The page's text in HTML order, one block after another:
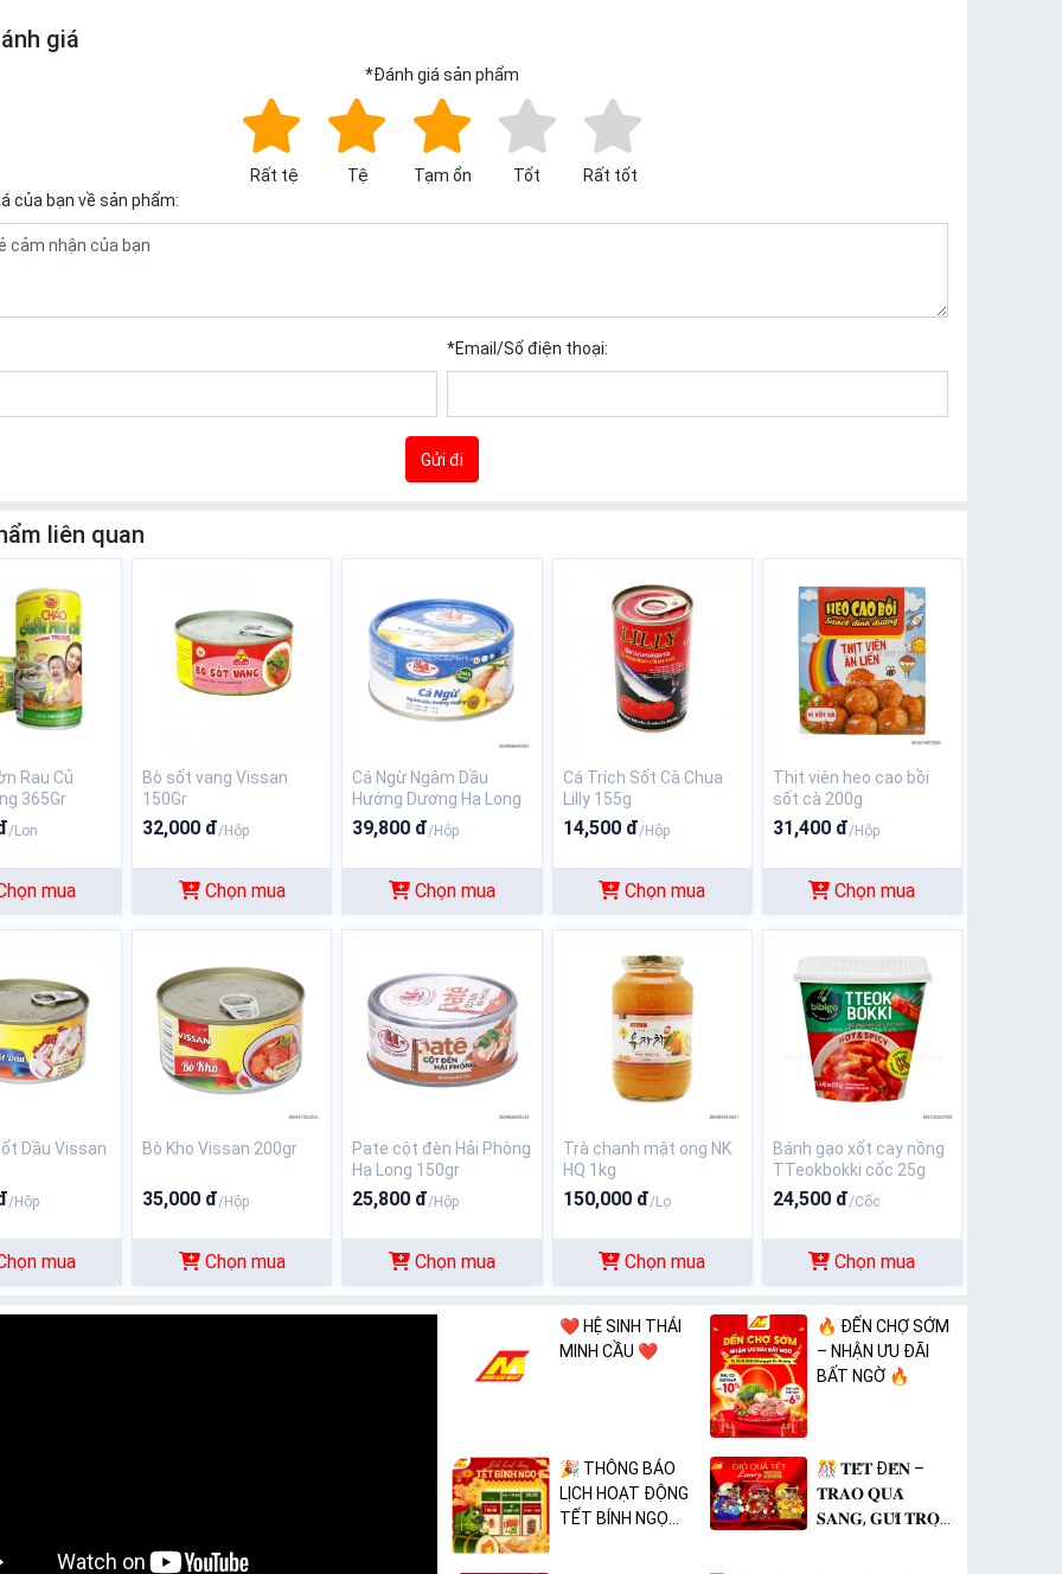
giá
*Đánh giá sản phẩm
Rất tệ Tệ Tạm ổn Tốt
Rất tốt
của bạn về sản phẩm:
*Email/Số điện thoại:
Gửi đi
liên quan
Rau Củ
365Gr
/Lon
mua
Bò sốt vang Vissan
150Gr
32,000 đ/Hộp
Chọn mua
Cá Ngừ Ngâm Dầu
Hướng Dương Hạ Long
39,800 đ/Hộp
Chọn mua
Cá Trích Sốt Cà Chua
Lilly 155g
14,500 đ/Hộp
Chọn mua
Thịt viên heo cao bồi
sốt cà 200g
31,400 đ/Hộp
Chọn mua
Dầu Vissan
/Hộp
mua
Bò Kho Vissan 200gr
35,000 đ/Hộp
Chọn mua
Pate cột đèn Hải Phòng
Hạ Long 150gr
25,800 đ/Hộp
Chọn mua
Trà chanh mật ong NK
HQ 1kg
150,000 đ/Lọ
Chọn mua
Bánh gạo xốt cay nồng
TTeokbokki cốc 25g
24,500 đ/Cốc
Chọn mua
❤️ HỆ SINH THÁI
MINH CẦU ❤️
🔥 ĐẾN CHỢ SỚM
– NHẬN ƯU ĐÃI
BẤT NGỜ 🔥
🎉 THÔNG BÁO
LỊCH HOẠT ĐỘNG
TẾT BÍNH NGỌ
🎊 𝐓𝐄̂́𝐓 Đ𝐄̂́𝐍 –
𝐓𝐑𝐀𝐎 𝐐𝐔𝐀̀
𝐒𝐀𝐍𝐆, 𝐆𝐔̛̉𝐈 𝐓𝐑𝐎̣𝐍